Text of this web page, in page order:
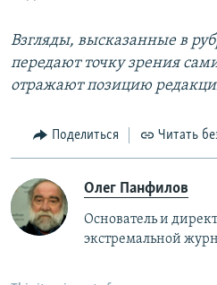
Взгляды, высказанные в
передают точку зрения
отражают позицию
Поделиться Читать
Олег Панфилов
Основатель и
экстремальной